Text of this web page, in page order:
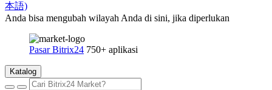
本語)
Anda bisa mengubah wilayah Anda di sini, jika diperlukan
Pasar Bitrix24 750+ aplikasi
Katalog